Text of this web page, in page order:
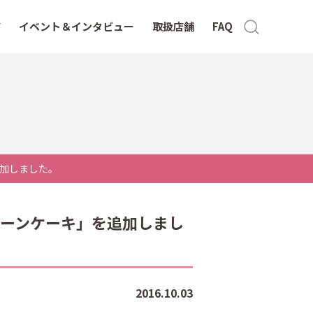
イベント＆インタビュー 取扱店舗 FAQ
しました。
ンケーキ」を追加しまし
2016.10.03